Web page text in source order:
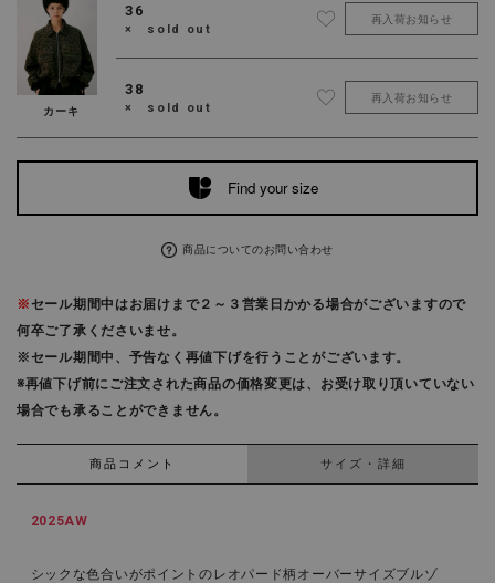
カーキ
36
× sold out
再入荷お知らせ
38
× sold out
再入荷お知らせ
Find your size
商品についてのお問い合わせ
※セール期間中はお届けまで２～３営業日かかる場合がございますので
何卒ご了承くださいませ。
※セール期間中、予告なく再値下げを行うことがございます。
※再値下げ前にご注文された商品の価格変更は、お受け取り頂いていない
場合でも承ることができません。
商品コメント サイズ・詳細
2025AW
シックな色合いがポイントのレオパード柄オーバーサイズブルゾ